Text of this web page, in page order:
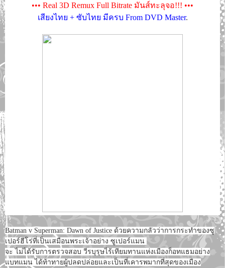
••• Real 3D Remux Full Bitrate มันส์ทะลุจอ!!! •••
เสียงไทย + ซับไทย มีครบ From DVD Master.
Batman v Superman: Dawn of Justice ด้วยความกลัวว่าการกระทำของซู
เปอร์ฮีโร่ที่เป็นเสมือนพระเจ้าอย่าง ซูเปอร์แมน
จะ ไม่ได้รับการตรวจสอบ วีรบุรุษไร้เทียมทานแห่งเมืองก็อทแธมอย่าง
แบทแมน ได้ท้าทายผู้ปลดปล่อยและเป็นที่เคารพมากที่สุดของเมือง